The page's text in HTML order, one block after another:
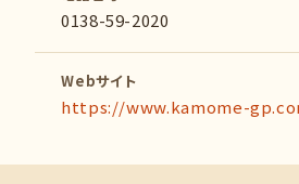
0138-59-2020
Webサイト
https://www.kamome-